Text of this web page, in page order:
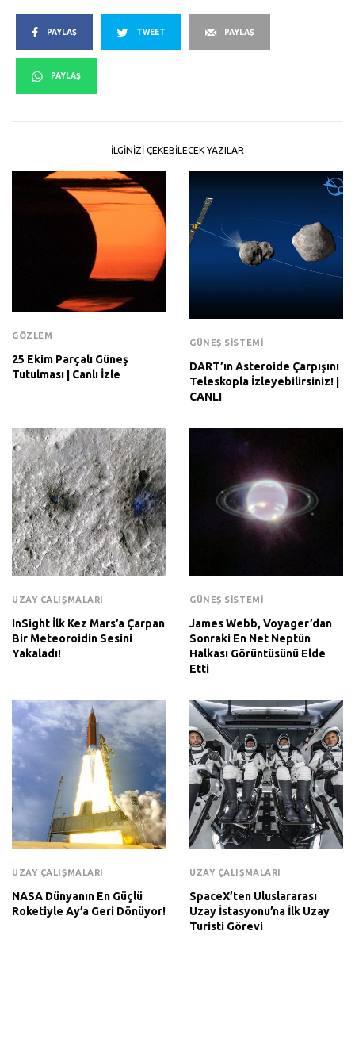
PAYLAŞ TWEET PAYLAŞ
PAYLAŞ
İLGINIZI ÇEKEBILECEK YAZILAR
GÖZLEM
25 Ekim Parçalı Güneş
Tutulması | Canlı İzle
GÜNEŞ SISTEMI
DART’ın Asteroide Çarpışını
Teleskopla İzleyebilirsiniz! |
CANLI
UZAY ÇALIŞMALARI
InSight İlk Kez Mars’a Çarpan
Bir Meteoroidin Sesini
Yakaladı!
GÜNEŞ SISTEMI
James Webb, Voyager’dan
Sonraki En Net Neptün
Halkası Görüntüsünü Elde
Etti
UZAY ÇALIŞMALARI
NASA Dünyanın En Güçlü
Roketiyle Ay’a Geri Dönüyor!
UZAY ÇALIŞMALARI
SpaceX’ten Uluslararası
Uzay İstasyonu’na İlk Uzay
Turisti Görevi